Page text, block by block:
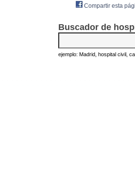
Buscador de
ejemplo: Madrid, hospital civil,
Compartir esta